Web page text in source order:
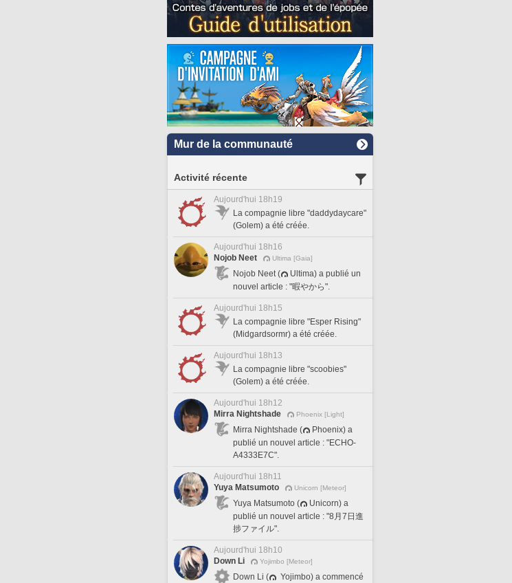
Mur de la communauté
Activité récente
Aujourd'hui 18h19
La compagnie libre "daddydaycare"
(Golem) a été créée.
Aujourd'hui 18h16
Nojob Neet
Ultima [Gaia]
Nojob Neet (
Ultima) a publié un
nouvel article : "暇やから".
Aujourd'hui 18h15
La compagnie libre "Esper Rising"
(Midgardsormr) a été créée.
Aujourd'hui 18h13
La compagnie libre "scoobies"
(Golem) a été créée.
Aujourd'hui 18h12
Mirra Nightshade
Phoenix [Light]
Mirra Nightshade (
Phoenix) a
publié un nouvel article : "ECHO-
A4333E7C".
Aujourd'hui 18h11
Yuya Matsumoto
Unicorn [Meteor]
Yuya Matsumoto (
Unicorn) a
publié un nouvel article : "8月7日進
捗ファイル".
Aujourd'hui 18h10
Down Li
Yojimbo [Meteor]
Down Li (
Yojimbo) a commencé